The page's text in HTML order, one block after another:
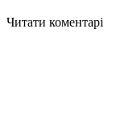
Читати коментарі